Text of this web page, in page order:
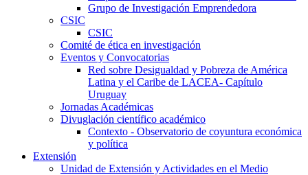
Grupo de Investigación Emprendedora
CSIC
CSIC
Comité de ética en investigación
Eventos y Convocatorias
Red sobre Desigualdad y Pobreza de América
Latina y el Caribe de LACEA- Capítulo
Uruguay
Jornadas Académicas
Divuglación científico académico
Contexto - Observatorio de coyuntura económica
y política
Extensión
Unidad de Extensión y Actividades en el Medio